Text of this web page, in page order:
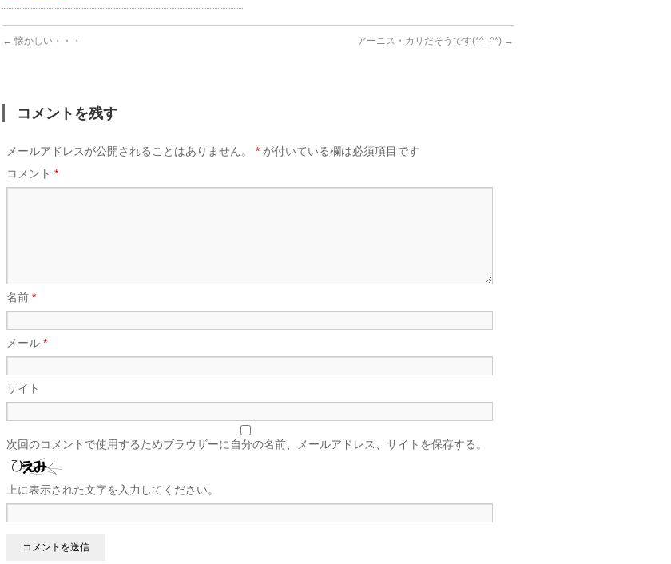
← 懐かしい・・・ アーニス・カリだそうです(*^_^*) →
コメントを残す
メールアドレスが公開されることはありません。 * が付いている欄は必須項目です
コメント *
名前 *
メール *
サイト
次回のコメントで使用するためブラウザーに自分の名前、メールアドレス、サイトを保存する。
上に表示された文字を入力してください。